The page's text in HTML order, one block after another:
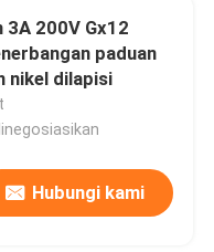
3A 200V Gx12
paduan
nikel dilapisi
Hubungi kami